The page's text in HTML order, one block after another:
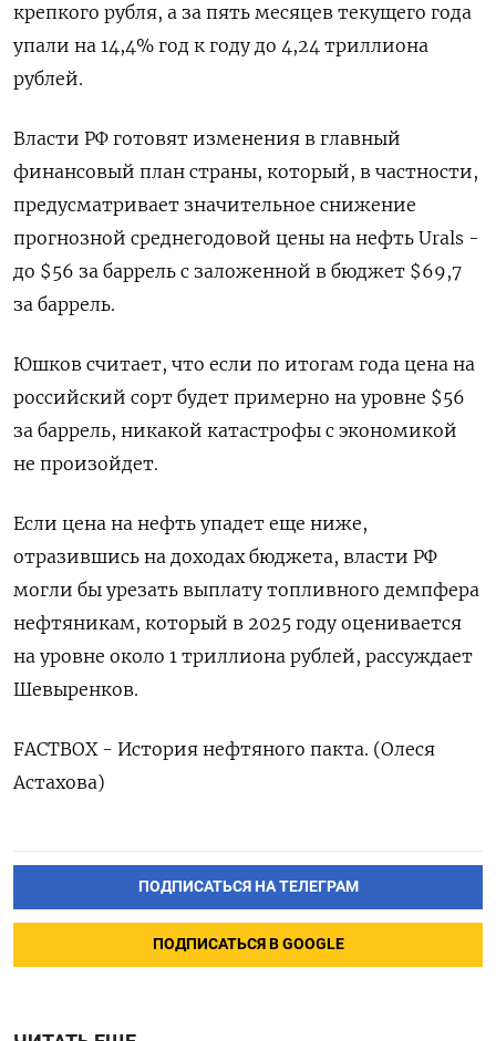
крепкого рубля, а за пять месяцев текущего года
упали на 14,4% год к году до 4,24 триллиона
рублей.
Власти РФ готовят изменения в главный
финансовый план страны, который, в частности,
предусматривает значительное снижение
прогнозной среднегодовой цены на нефть Urals -
до $56 за баррель с заложенной в бюджет $69,7
за баррель.
Юшков считает, что если по итогам года цена на
российский сорт будет примерно на уровне $56
за баррель, никакой катастрофы с экономикой
не произойдет.
Если цена на нефть упадет еще ниже,
отразившись на доходах бюджета, власти РФ
могли бы урезать выплату топливного демпфера
нефтяникам, который в 2025 году оценивается
на уровне около 1 триллиона рублей, рассуждает
Шевыренков.
FACTBOX - История нефтяного пакта. (Олеся
Астахова)
ПОДПИСАТЬСЯ НА ТЕЛЕГРАМ
ПОДПИСАТЬСЯ В GOOGLE